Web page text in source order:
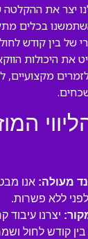
יצר את ההקלטה
בכלים
של בין קודש
את היכולות
מקצועיים,
מעולה: אנו
ללא פשרות.
יצרנו עיבוד
קודש לחול